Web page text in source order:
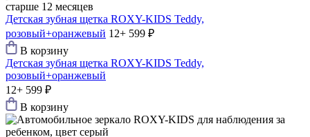
старше 12 месяцев
Детская зубная щетка ROXY-KIDS Teddy,
розовый+оранжевый 12+ 599 ₽
В корзину
Детская зубная щетка ROXY-KIDS Teddy,
розовый+оранжевый
12+ 599 ₽
В корзину